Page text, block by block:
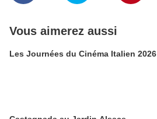
Vous aimerez aussi
Les Journées du Cinéma Italien 2026